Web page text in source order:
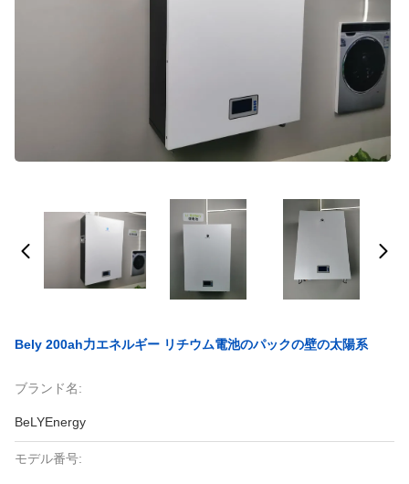
Bely 200ah力エネルギー リチウム電池のパックの壁の太陽系
ブランド名:
BeLYEnergy
モデル番号: